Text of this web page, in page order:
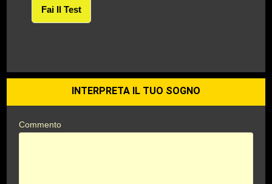
Fai Il Test
INTERPRETA IL TUO SOGNO
Commento